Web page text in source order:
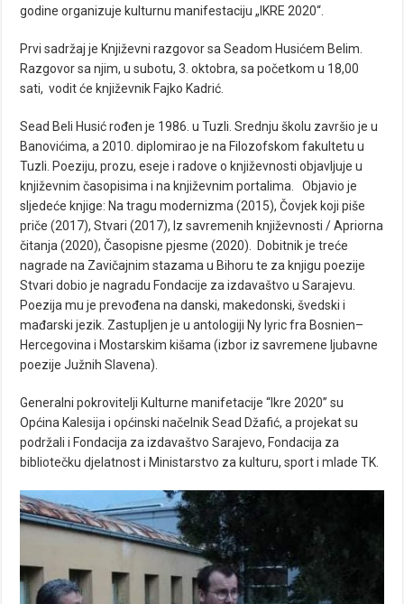
godine organizuje kulturnu manifestaciju „IKRE 2020“.
Prvi sadržaj je Književni razgovor sa Seadom Husićem Belim.
Razgovor sa njim, u subotu, 3. oktobra, sa početkom u 18,00
sati, vodit će književnik Fajko Kadrić.
Sead Beli Husić rođen je 1986. u Tuzli. Srednju školu završio je u
Banovićima, a 2010. diplomirao je na Filozofskom fakultetu u
Tuzli. Poeziju, prozu, eseje i radove o književnosti objavljuje u
književnim časopisima i na književnim portalima. Objavio je
sljedeće knjige: Na tragu modernizma (2015), Čovjek koji piše
priče (2017), Stvari (2017), Iz savremenih književnosti / Apriorna
čitanja (2020), Časopisne pjesme (2020). Dobitnik je treće
nagrade na Zavičajnim stazama u Bihoru te za knjigu poezije
Stvari dobio je nagradu Fondacije za izdavaštvo u Sarajevu.
Poezija mu je prevođena na danski, makedonski, švedski i
mađarski jezik. Zastupljen je u antologiji Ny lyric fra Bosnien–
Hercegovina i Mostarskim kišama (izbor iz savremene ljubavne
poezije Južnih Slavena).
Generalni pokrovitelji Kulturne manifetacije “Ikre 2020” su
Općina Kalesija i općinski načelnik Sead Džafić, a projekat su
podržali i Fondacija za izdavaštvo Sarajevo, Fondacija za
bibliotečku djelatnost i Ministarstvo za kulturu, sport i mlade TK.